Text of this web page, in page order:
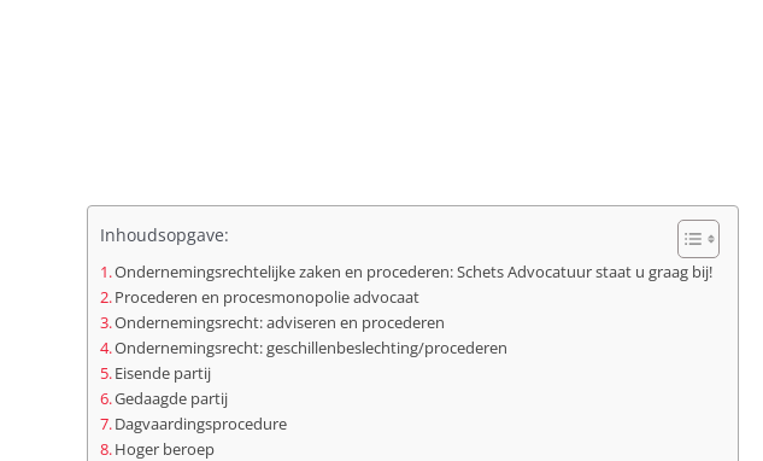
Inhoudsopgave:
Ondernemingsrechtelijke zaken en procederen: Schets Advocatuur staat u graag bij!
Procederen en procesmonopolie advocaat
Ondernemingsrecht: adviseren en procederen
Ondernemingsrecht: geschillenbeslechting/procederen
Eisende partij
Gedaagde partij
Dagvaardingsprocedure
Hoger beroep